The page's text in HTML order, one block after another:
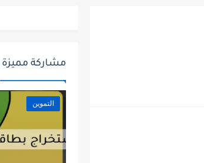
مشاركة مميزة
التموين